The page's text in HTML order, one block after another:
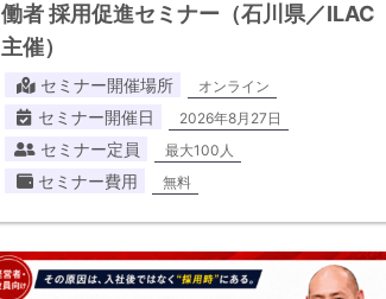
働者 採用促進セミナー（石川県／ILAC
主催）
セミナー開催場所 オンライン
セミナー開催日 2026年8月27日
セミナー定員 最大100人
セミナー費用 無料